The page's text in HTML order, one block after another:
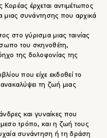
έρχεται αντιμέτωπος
μιας συνάντησης που αρχικά
στο γύρισμα μιας ταινίας
του σκηνοθέτη,
της δολοφονίας της
που είχε εκδοθεί το
τη ζωή μιας
και γυναίκες που
τρόπο, και η ζωή τους
συνάντηση ή τη δράση